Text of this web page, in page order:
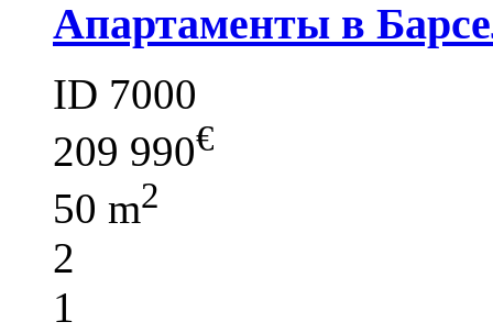
Апартаменты в
ID 7000
209 990€
50 m2
2
1